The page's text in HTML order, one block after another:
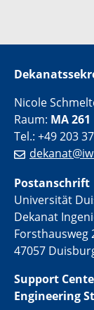
Nicole
Raum: MA 261
Tel.: +49 203
Postanschrift
Universität
Dekanat
Forsthausweg
47057
Support
Engineering